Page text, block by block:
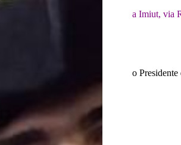
a Imiut, via
o